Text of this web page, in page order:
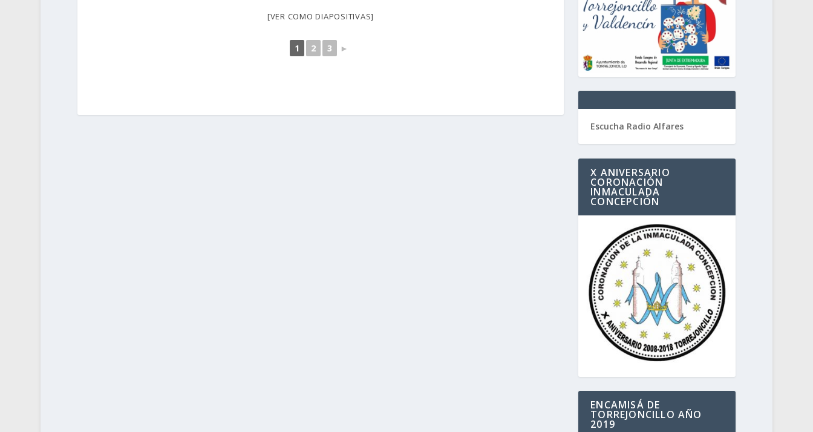
[VER COMO DIAPOSITIVAS]
1 2 3 ►
Escucha Radio Alfares
X ANIVERSARIO
CORONACIÓN
INMACULADA
CONCEPCIÓN
ENCAMISÁ DE
TORREJONCILLO AÑO
2019